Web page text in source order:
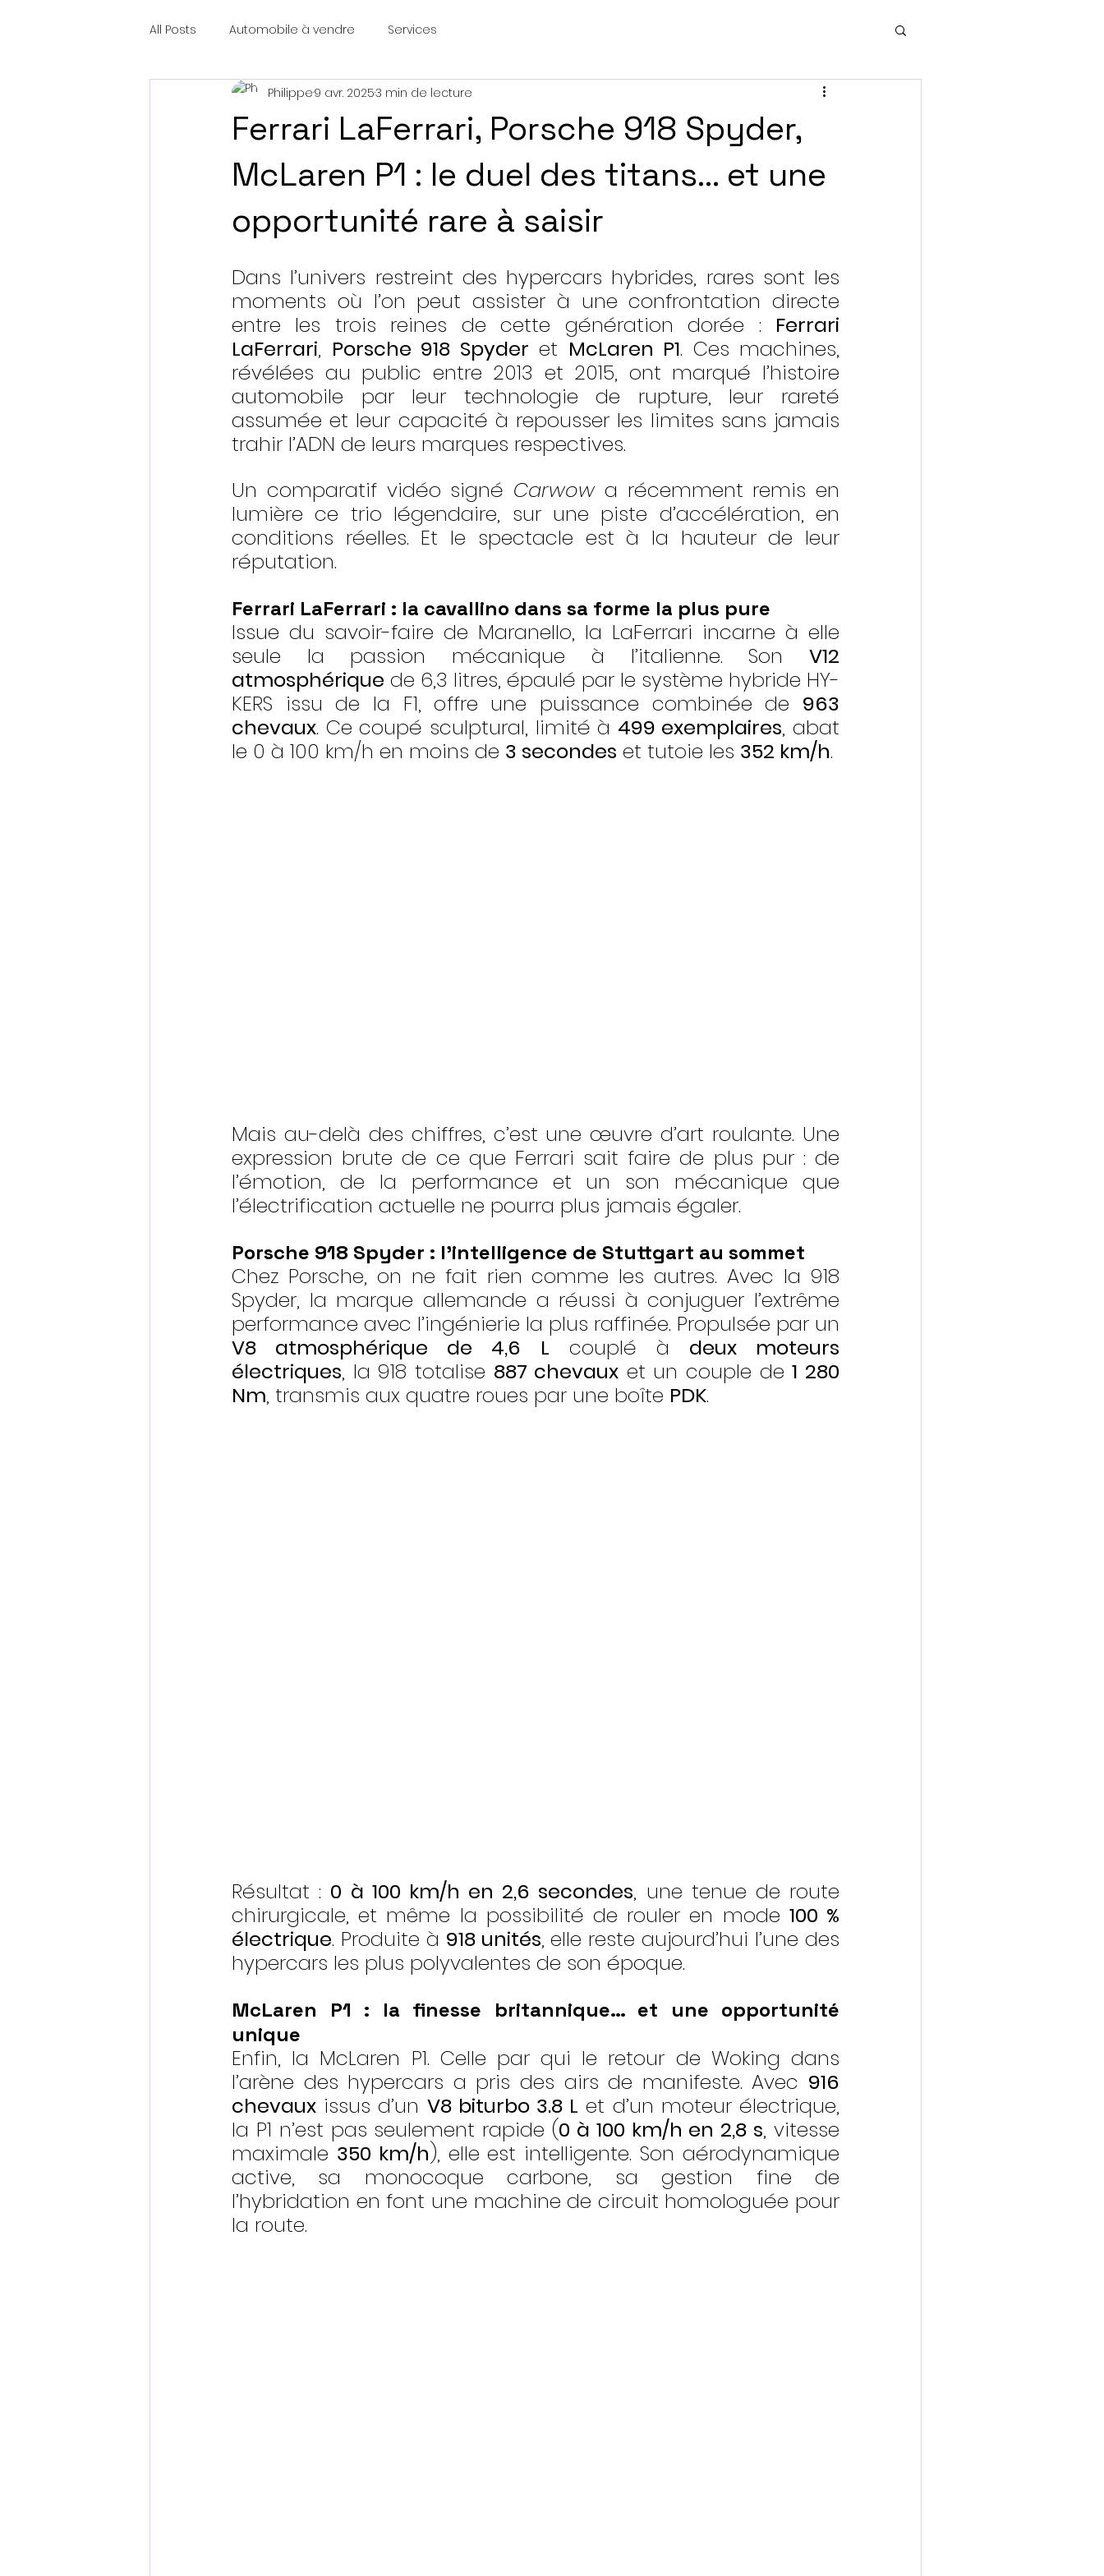
All Posts Automobile à vendre Services
Ferrari LaFerrari, Porsche 918 Spyder,
McLaren P1 : le duel des titans… et une
opportunité rare à saisir
Philippe9 avr. 20253 min de lecture
Dans l’univers restreint des hypercars hybrides, rares sont les
moments où l’on peut assister à une confrontation directe
entre les trois reines de cette génération dorée : Ferrari
LaFerrari, Porsche 918 Spyder et McLaren P1. Ces machines,
révélées au public entre 2013 et 2015, ont marqué l’histoire
automobile par leur technologie de rupture, leur rareté
assumée et leur capacité à repousser les limites sans jamais
trahir l’ADN de leurs marques respectives.
Un comparatif vidéo signé Carwow a récemment remis en
lumière ce trio légendaire, sur une piste d’accélération, en
conditions réelles. Et le spectacle est à la hauteur de leur
réputation.
Ferrari LaFerrari : la cavallino dans sa forme la plus pure
Issue du savoir-faire de Maranello, la LaFerrari incarne à elle
seule la passion mécanique à l’italienne. Son V12
atmosphérique de 6,3 litres, épaulé par le système hybride HY-
KERS issu de la F1, offre une puissance combinée de 963
chevaux. Ce coupé sculptural, limité à 499 exemplaires, abat
le 0 à 100 km/h en moins de 3 secondes et tutoie les 352 km/h.
Mais au-delà des chiffres, c’est une œuvre d’art roulante. Une
expression brute de ce que Ferrari sait faire de plus pur : de
l’émotion, de la performance et un son mécanique que
l’électrification actuelle ne pourra plus jamais égaler.
Porsche 918 Spyder : l’intelligence de Stuttgart au sommet
Chez Porsche, on ne fait rien comme les autres. Avec la 918
Spyder, la marque allemande a réussi à conjuguer l’extrême
V8 atmosphérique de 4,6 L couplé à deux moteurs
électriques, la 918 totalise 887 chevaux et un couple de 1 280
Nm, transmis aux quatre roues par une boîte PDK.
Résultat : 0 à 100 km/h en 2,6 secondes, une tenue de route
chirurgicale, et même la possibilité de rouler en mode 100 %
électrique. Produite à 918 unités, elle reste aujourd’hui l’une des
hypercars les plus polyvalentes de son époque.
McLaren P1 : la finesse britannique… et une opportunité
unique
Enfin, la McLaren P1. Celle par qui le retour de Woking dans
l’arène des hypercars a pris des airs de manifeste. Avec 916
chevaux issus d’un V8 biturbo 3.8 L et d’un moteur électrique,
la P1 n’est pas seulement rapide (0 à 100 km/h en 2,8 s, vitesse
maximale 350 km/h), elle est intelligente. Son aérodynamique
active, sa monocoque carbone, sa gestion fine de
l’hybridation en font une machine de circuit homologuée pour
la route.